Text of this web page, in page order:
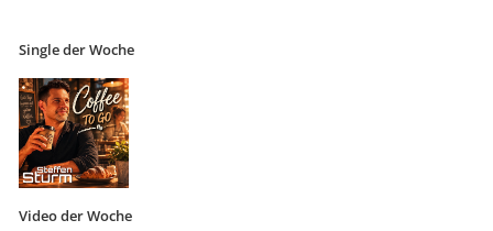
Single der Woche
Video der Woche